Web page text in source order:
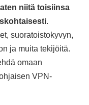
niitä toisiinsa
.
suoratoistokyvyn,
ja muita tekijöitä.
omaan
VPN-